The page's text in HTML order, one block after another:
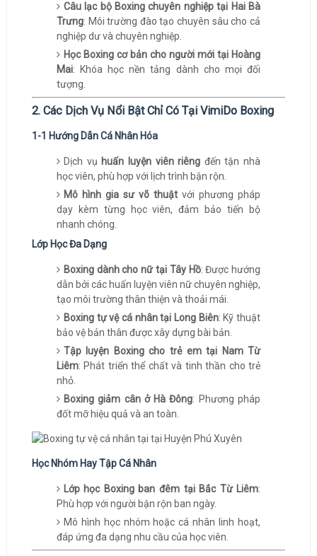
Câu lạc bộ Boxing chuyên nghiệp tại Hai Bà
Trưng: Môi trường đào tạo chuyên sâu cho cả
nghiệp dư và chuyên nghiệp.
Học Boxing cơ bản cho người mới tại Hoàng
Mai: Khóa học nền tảng dành cho mọi đối
tượng.
2. Các Dịch Vụ Nổi Bật Chỉ Có Tại VimiDo Boxing
1-1 Hướng Dẫn Cá Nhân Hóa
Dịch vụ huấn luyện viên riêng đến tận nhà
học viên, phù hợp với lịch trình bận rộn.
Mô hình gia sư võ thuật với phương pháp
dạy kèm từng học viên, đảm bảo tiến bộ
nhanh chóng.
Lớp Học Đa Dạng
Boxing dành cho nữ tại Tây Hồ: Được hướng
dẫn bởi các huấn luyện viên nữ chuyên nghiệp,
tạo môi trường thân thiện và thoải mái.
Boxing tự vệ cá nhân tại Long Biên: Kỹ thuật
bảo vệ bản thân được xây dựng bài bản.
Tập luyện Boxing cho trẻ em tại Nam Từ
Liêm: Phát triển thể chất và tinh thần cho trẻ
nhỏ.
Boxing giảm cân ở Hà Đông: Phương pháp
đốt mỡ hiệu quả và an toàn.
Học Nhóm Hay Tập Cá Nhân
Lớp học Boxing ban đêm tại Bắc Từ Liêm:
Phù hợp với người bận rộn ban ngày.
Mô hình học nhóm hoặc cá nhân linh hoạt,
đáp ứng đa dạng nhu cầu của học viên.